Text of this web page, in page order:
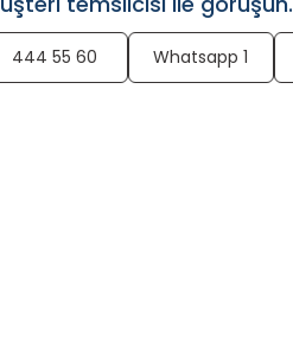
444 55 60 Whatsapp 1